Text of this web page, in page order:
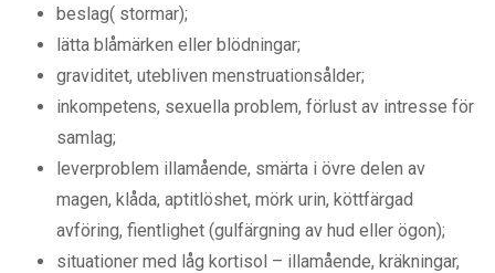
beslag( stormar);
lätta blåmärken eller blödningar;
graviditet, utebliven menstruationsålder;
inkompetens, sexuella problem, förlust av intresse för
samlag;
leverproblem illamående, smärta i övre delen av
magen, klåda, aptitlöshet, mörk urin, köttfärgad
avföring, fientlighet (gulfärgning av hud eller ögon);
situationer med låg kortisol – illamående, kräkningar,